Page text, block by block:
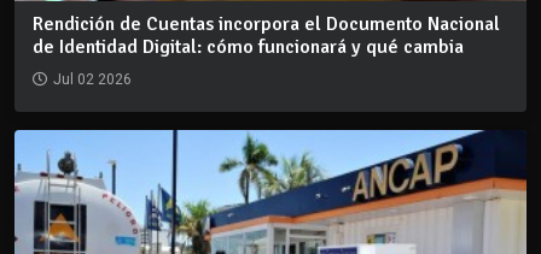
Rendición de Cuentas incorpora el Documento Nacional
de Identidad Digital: cómo funcionará y qué cambia
Jul 02 2026